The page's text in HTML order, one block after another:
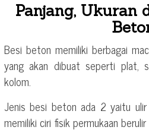
Panjang, Ukuran
Besi beton memiliki berbagai
yang akan dibuat seperti plat,
kolom.
Jenis besi beton ada 2 yaitu
memiliki ciri fisik permukaan